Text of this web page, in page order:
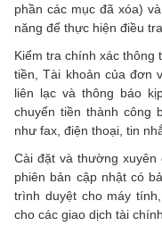
phần các mục đã xóa)
năng để thực hiện điều
Kiểm tra chính xác thông
tiền, Tài khoản của đơn
liên lạc và thông báo
chuyển tiền thành công
như fax, điện thoại, tin
Cài đặt và thường xuyên
phiên bản cập nhật có
trình duyệt cho máy
cho các giao dịch tài chính.